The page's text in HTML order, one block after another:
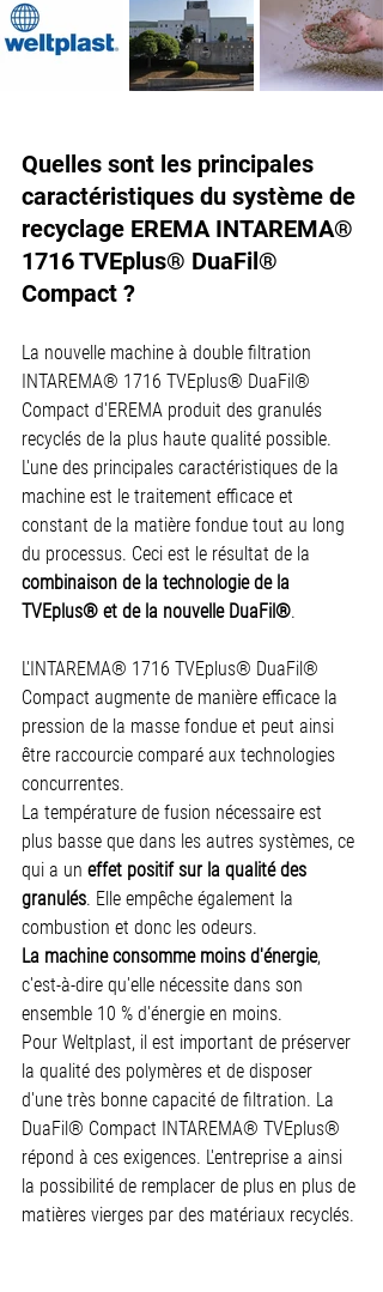
Quelles sont les principales
caractéristiques du système de
recyclage EREMA INTAREMA®
1716 TVEplus® DuaFil®
Compact ?
La nouvelle machine à double filtration
INTAREMA® 1716 TVEplus® DuaFil®
Compact d'EREMA produit des granulés
recyclés de la plus haute qualité possible.
L'une des principales caractéristiques de la
machine est le traitement efficace et
constant de la matière fondue tout au long
du processus. Ceci est le résultat de la
combinaison de la technologie de la
TVEplus® et de la nouvelle DuaFil®.
L'INTAREMA® 1716 TVEplus® DuaFil®
Compact augmente de manière efficace la
pression de la masse fondue et peut ainsi
être raccourcie comparé aux technologies
concurrentes.
La température de fusion nécessaire est
plus basse que dans les autres systèmes, ce
qui a un effet positif sur la qualité des
granulés. Elle empêche également la
combustion et donc les odeurs.
La machine consomme moins d'énergie,
c'est-à-dire qu'elle nécessite dans son
ensemble 10 % d'énergie en moins.
Pour Weltplast, il est important de préserver
la qualité des polymères et de disposer
d'une très bonne capacité de filtration. La
DuaFil® Compact INTAREMA® TVEplus®
répond à ces exigences. L'entreprise a ainsi
la possibilité de remplacer de plus en plus de
matières vierges par des matériaux recyclés.